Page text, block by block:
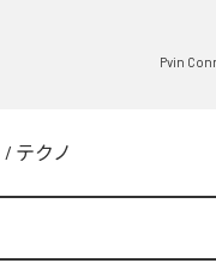
Pvin
/ テクノ